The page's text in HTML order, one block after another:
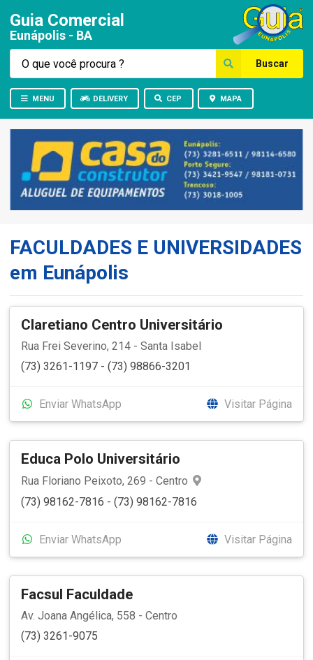
Guia Comercial
Eunápolis - BA
Buscar
MENU DELIVERY CEP MAPA
FACULDADES E UNIVERSIDADES
em Eunápolis
Claretiano Centro Universitário
Rua Frei Severino, 214 - Santa Isabel
(73) 3261-1197 - (73) 98866-3201
Enviar WhatsApp Visitar Página
Educa Polo Universitário
Rua Floriano Peixoto, 269 - Centro
(73) 98162-7816 - (73) 98162-7816
Enviar WhatsApp Visitar Página
Facsul Faculdade
Av. Joana Angélica, 558 - Centro
(73) 3261-9075